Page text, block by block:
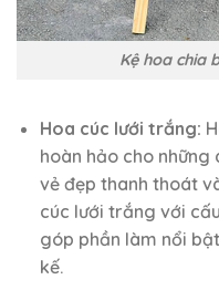
Kệ hoa chia
Hoa cúc lưới trắng:
hoàn hảo cho
vẻ đẹp thanh thoát
cúc lưới trắng với
góp phần làm nổi
kế.